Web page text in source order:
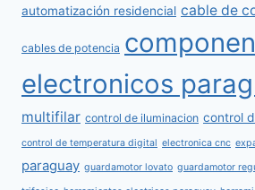
automatización residencial cable de
cables de potencia
electronicos
multifilar control de iluminacion control
control de temperatura digital electronica cnc
paraguay guardamotor lovato guardamotor